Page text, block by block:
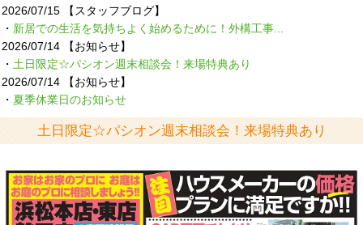
2026/07/15
【スタッフブログ】
・ 新居での生活を気持ちよく始めるために！外構工事...
2026/07/14
【お知らせ】
・ 土日限定☆パシオン週末相談会！来場特典あり
2026/07/14
【お知らせ】
・ 夏季休業日のお知らせ
土日限定☆パシオン週末相談会！来場特典あり